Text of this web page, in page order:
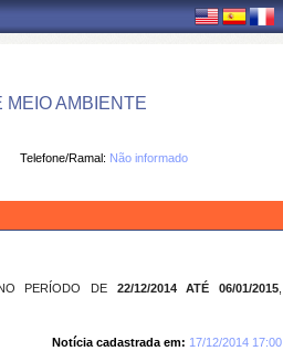
AMBIENTE
Telefone/Ramal: Não informado
PERÍODO DE 22/12/2014 ATÉ 06/01/2015
Notícia cadastrada em: 17/12/2014 17:00